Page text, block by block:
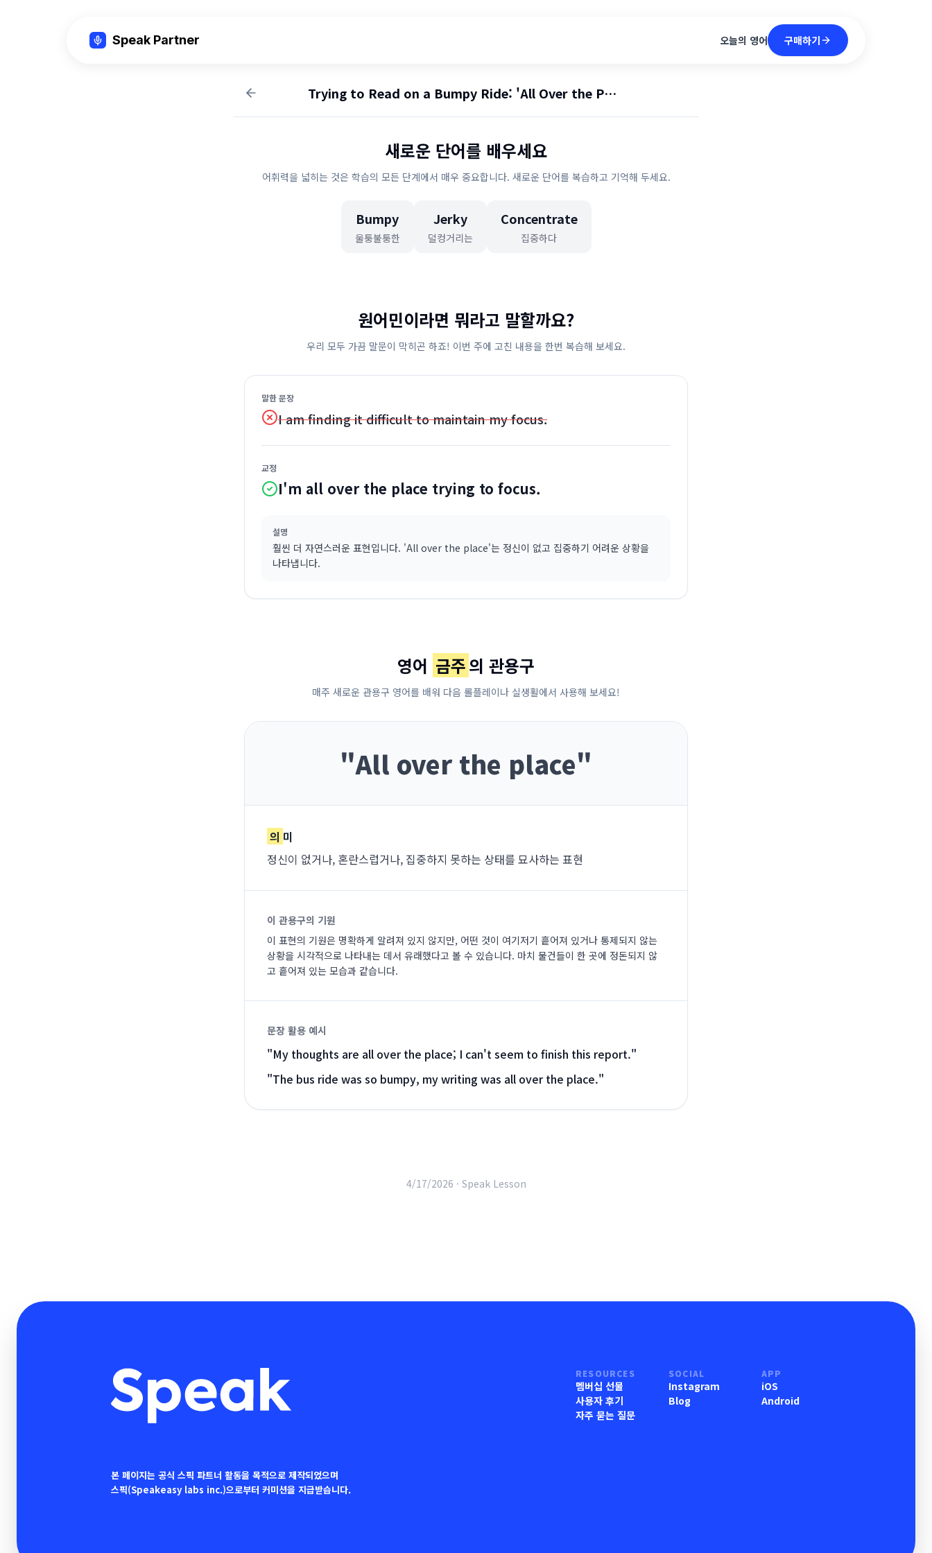
Speak Partner 오늘의 영어 구매하기
Trying to Read on a Bumpy Ride: 'All Over the Place'
새로운 단어를 배우세요
어휘력을 넓히는 것은 학습의 모든 단계에서 매우 중요합니다. 새로운 단어를 복습하고 기억해 두세요.
Bumpy
울퉁불퉁한
Jerky
덜컹거리는
Concentrate
집중하다
원어민이라면 뭐라고 말할까요?
우리 모두 가끔 말문이 막히곤 하죠! 이번 주에 고친 내용을 한번 복습해 보세요.
말한 문장
I am finding it difficult to maintain my focus.
교정
I'm all over the place trying to focus.
설명
훨씬 더 자연스러운 표현입니다. 'All over the place'는 정신이 없고 집중하기 어려운 상황을
나타냅니다.
영어 금주의 관용구
매주 새로운 관용구 영어를 배워 다음 롤플레이나 실생활에서 사용해 보세요!
"All over the place"
의 미
정신이 없거나, 혼란스럽거나, 집중하지 못하는 상태를 묘사하는 표현
이 관용구의 기원
이 표현의 기원은 명확하게 알려져 있지 않지만, 어떤 것이 여기저기 흩어져 있거나 통제되지 않는
상황을 시각적으로 나타내는 데서 유래했다고 볼 수 있습니다. 마치 물건들이 한 곳에 정돈되지 않
고 흩어져 있는 모습과 같습니다.
문장 활용 예시
"My thoughts are all over the place; I can't seem to finish this report."
"The bus ride was so bumpy, my writing was all over the place."
4/17/2026 · Speak Lesson
본 페이지는 공식 스픽 파트너 활동을 목적으로 제작되었으며
스픽(Speakeasy labs inc.)으로부터 커미션을 지급받습니다.
RESOURCES
멤버십 선물
사용자 후기
자주 묻는 질문
SOCIAL
Instagram
Blog
APP
iOS
Android